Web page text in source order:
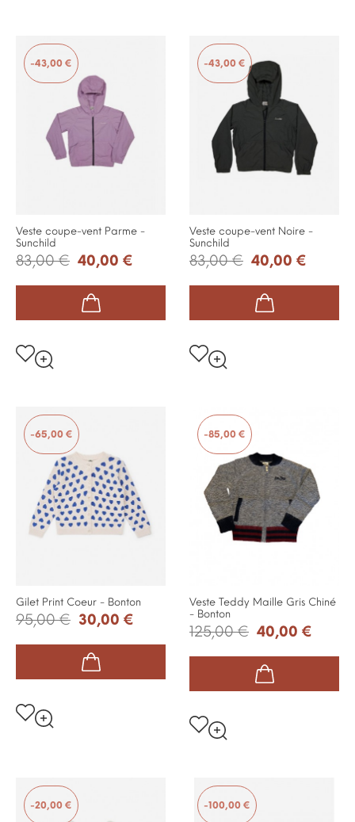
-43,00 €
Veste coupe-vent Parme -
Sunchild
83,00 € 40,00 €
-43,00 €
Veste coupe-vent Noire -
Sunchild
83,00 € 40,00 €
-65,00 €
Gilet Print Coeur - Bonton
95,00 € 30,00 €
-85,00 €
Veste Teddy Maille Gris Chiné
- Bonton
125,00 € 40,00 €
-20,00 € -100,00 €